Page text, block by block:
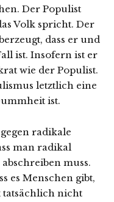
Der Populist
Volk spricht. Der
dass er und
ist. Insofern ist er
wie der Populist.
letztlich eine
ist.
radikale
man radikal
muss.
es Menschen gibt,
tatsächlich nicht